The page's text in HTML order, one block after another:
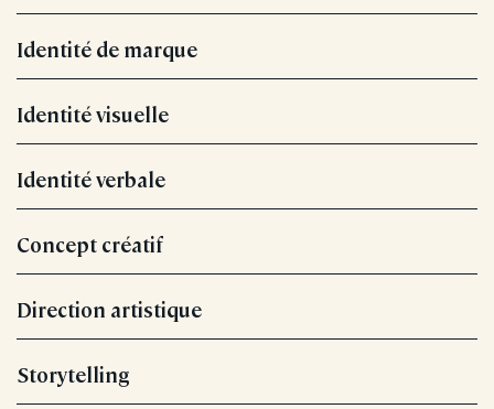
Identité de marque
Identité visuelle
Identité verbale
Concept créatif
Direction artistique
Storytelling